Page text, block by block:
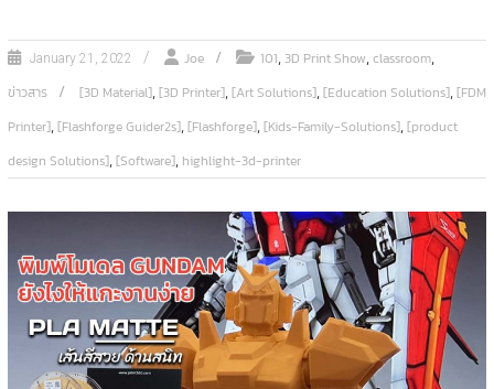
January 21, 2022 Joe 101,3D Print Show,classroom,
ข่าวสาร [3D Material],[3D Printer],[Art Solutions],[Education Solutions],[FDM
Printer],[Flashforge Guider2s],[Flashforge],[Kids-Family-Solutions],[product
design Solutions],[Software], highlight-3d-printer